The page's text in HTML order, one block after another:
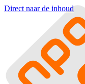
Direct naar de inhoud